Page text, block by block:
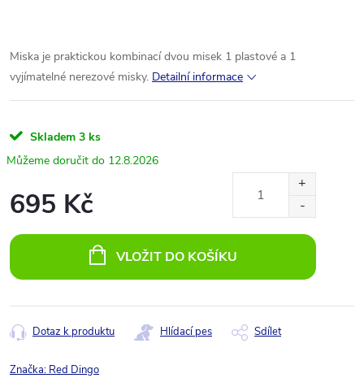
Miska je praktickou kombinací dvou misek 1 plastové a 1
vyjímatelné nerezové misky. Detailní informace
Skladem 3 ks
12.8.2026
695 Kč
cena:
VLOŽIT DO KOŠÍKU
Dotaz k produktu Hlídací pes Sdílet
Značka: Red Dingo